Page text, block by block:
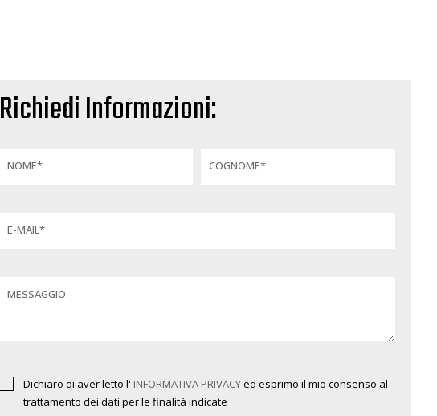
Richiedi Informazioni:
NOME* COGNOME*
E-MAIL*
MESSAGGIO
Dichiaro di aver letto l' INFORMATIVA PRIVACYed esprimo il mio consenso al
trattamento dei dati per le finalità indicate